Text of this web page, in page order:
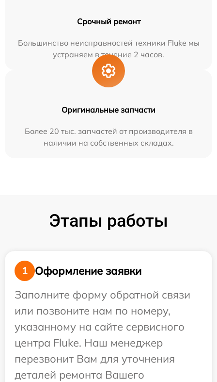
Срочный ремонт
Большинство неисправностей техники Fluke мы
устраняем в течение 2 часов.
Оригинальные запчасти
Более 20 тыс. запчастей от производителя в
наличии на собственных складах.
Этапы работы
1
Оформление заявки
Заполните форму обратной связи
или позвоните нам по номеру,
указанному на сайте сервисного
центра Fluke. Наш менеджер
перезвонит Вам для уточнения
деталей ремонта Вашего